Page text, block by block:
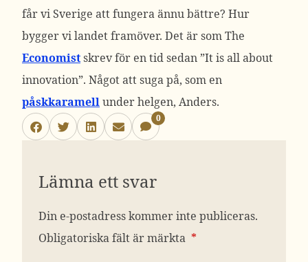
får vi Sverige att fungera ännu bättre? Hur
bygger vi landet framöver. Det är som The
Economistskrev för en tid sedan ”It is all about
innovation”. Något att suga på, som en
påskkaramellunder helgen, Anders.
0
Lämna ett svar
Din e-postadress kommer inte publiceras.
Obligatoriska fält är märkta *